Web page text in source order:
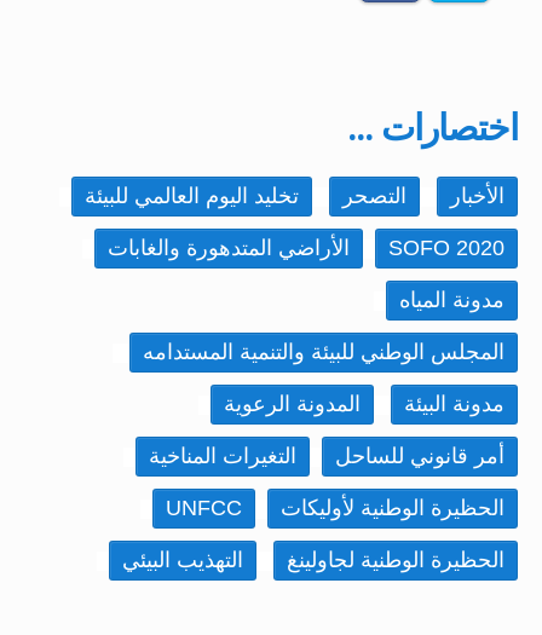
اختصارات ...
الأخبار التصحر تخليد اليوم العالمي للبيئة
SOFO 2020 الأراضي المتدهورة والغابات
مدونة المياه
المجلس الوطني للبيئة والتنمية المستدامه
مدونة البيئة المدونة الرعوية
أمر قانوني للساحل التغيرات المناخية
الحظيرة الوطنية لأوليكات UNFCC
الحظيرة الوطنية لجاولينغ التهذيب البيئي